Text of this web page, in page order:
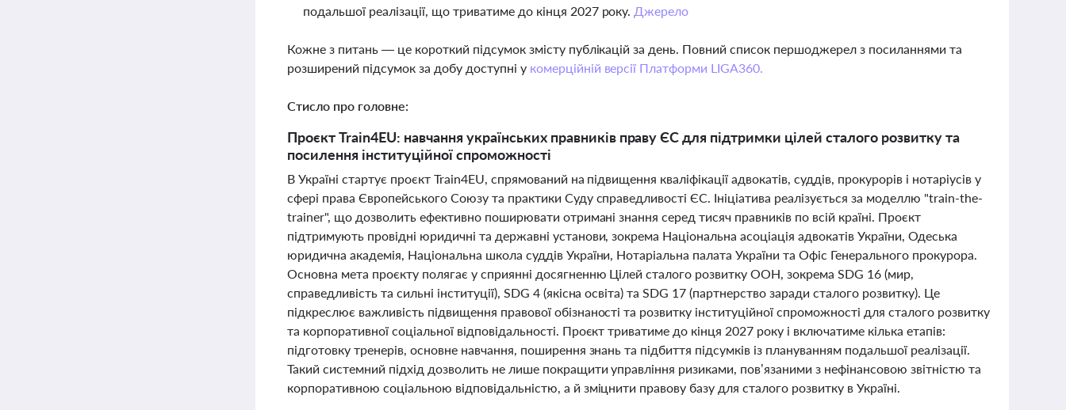
подальшої реалізації, що триватиме до кінця 2027 року. Джерело
Кожне з питань — це короткий підсумок змісту публікацій за день. Повний список першоджерел з посиланнями та
розширений підсумок за добу доступні у комерційній версії Платформи LIGA360.
Стисло про головне:
Проєкт Train4EU: навчання українських правників праву ЄС для підтримки цілей сталого розвитку та
посилення інституційної спроможності
В Україні стартує проєкт Train4EU, спрямований на підвищення кваліфікації адвокатів, суддів, прокурорів і нотаріусів у
сфері права Європейського Союзу та практики Суду справедливості ЄС. Ініціатива реалізується за моделлю "train-the-
trainer", що дозволить ефективно поширювати отримані знання серед тисяч правників по всій країні. Проєкт
підтримують провідні юридичні та державні установи, зокрема Національна асоціація адвокатів України, Одеська
юридична академія, Національна школа суддів України, Нотаріальна палата України та Офіс Генерального прокурора.
Основна мета проєкту полягає у сприянні досягненню Цілей сталого розвитку ООН, зокрема SDG 16 (мир,
справедливість та сильні інституції), SDG 4 (якісна освіта) та SDG 17 (партнерство заради сталого розвитку). Це
підкреслює важливість підвищення правової обізнаності та розвитку інституційної спроможності для сталого розвитку
та корпоративної соціальної відповідальності. Проєкт триватиме до кінця 2027 року і включатиме кілька етапів:
підготовку тренерів, основне навчання, поширення знань та підбиття підсумків із плануванням подальшої реалізації.
Такий системний підхід дозволить не лише покращити управління ризиками, пов’язаними з нефінансовою звітністю та
корпоративною соціальною відповідальністю, а й зміцнити правову базу для сталого розвитку в Україні.